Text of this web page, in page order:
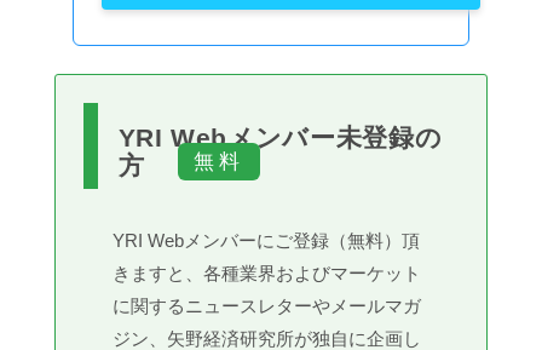
YRI Webメンバー未登録の
方
YRI Webメンバーにご登録（無料）頂
きますと、各種業界およびマーケット
に関するニュースレターやメールマガ
ジン、矢野経済研究所が独自に企画し